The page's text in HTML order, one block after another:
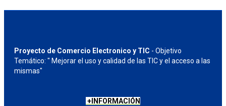
Proyecto de Comercio Electronico y TIC - Objetivo
Temático: " Mejorar el uso y calidad de las TIC y el acceso a las
mismas"
+INFORMACIÓN